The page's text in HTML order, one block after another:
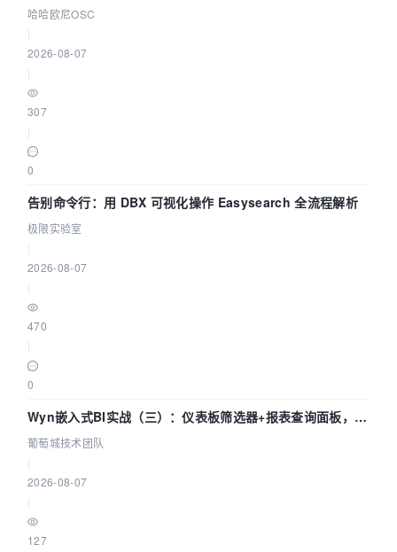
智能 Agent 应用
哈哈欧尼OSC
2026-08-07
307
0
告别命令行：用 DBX 可视化操作 Easysearch 全流程解析
极限实验室
2026-08-07
470
0
Wyn嵌入式BI实战（三）：仪表板筛选器+报表查询面板，参
数联动全闭环
葡萄城技术团队
2026-08-07
127